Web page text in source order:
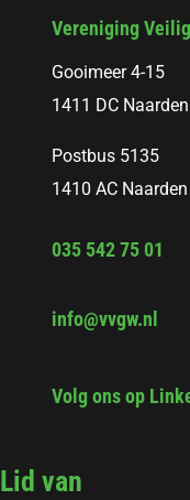
Vereniging
Gooimeer 4-15
1411 DC Naarden
Postbus 5135
1410 AC Naarden
035 542 75 01
info@vvgw.nl
Volg ons op
Lid van